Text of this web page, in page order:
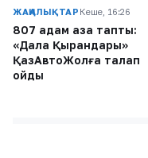
ЖАҢАЛЫҚТАР Кеше, 16:26
807 адам қаза тапты:
«Дала Қырандары»
ҚазАвтоЖолға талап
қойды